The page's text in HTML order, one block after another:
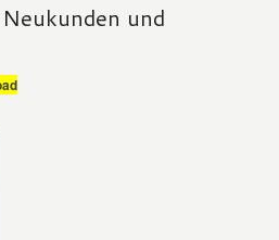
und